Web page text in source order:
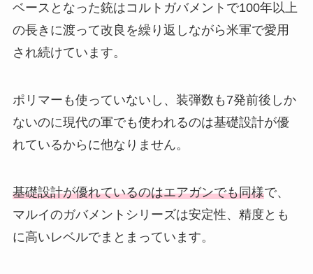
ベースとなった銃はコルトガバメントで100年以上
の長きに渡って改良を繰り返しながら米軍で愛用
され続けています。
ポリマーも使っていないし、装弾数も7発前後しか
ないのに現代の軍でも使われるのは基礎設計が優
れているからに他なりません。
基礎設計が優れているのはエアガンでも同様で、
マルイのガバメントシリーズは安定性、精度とも
に高いレベルでまとまっています。